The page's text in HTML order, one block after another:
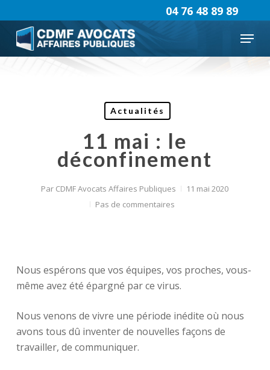
to
main
content
Menu
04 76 48 89 89
Actualités
11 mai : le
déconfinement
Par CDMF Avocats Affaires Publiques
11 mai 2020
Pas de commentaires
Nous espérons que vos équipes, vos proches, vous-
même avez été épargné par ce virus.
Nous venons de vivre une période inédite où nous
avons tous dû inventer de nouvelles façons de
travailler, de communiquer.